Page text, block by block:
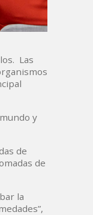
Las
y
de
de
la